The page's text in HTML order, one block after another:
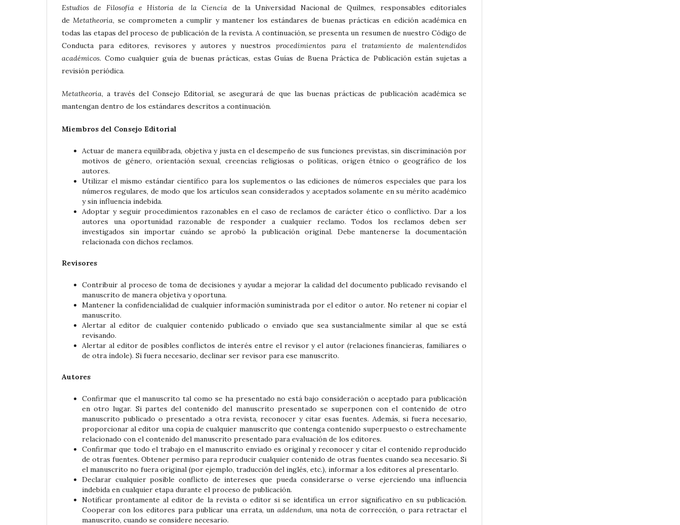
Estudios de Filosofía e Historia de la Ciencia de la Universidad Nacional de Quilmes, responsables editoriales
deMetatheoria, se comprometen a cumplir y mantener los estándares de buenas prácticas en edición académica en
todas las etapas del proceso de publicación de la revista. A continuación, se presenta un resumen de nuestro Código de
Conducta para editores, revisores y autores y nuestros procedimientos para el tratamiento de malentendidos
académicos. Como cualquier guía de buenas prácticas, estas Guías de Buena Práctica de Publicación están sujetas a
revisión periódica.
Metatheoria, a través del Consejo Editorial, se asegurará de que las buenas prácticas de publicación académica se
mantengan dentro de los estándares descritos a continuación.
Miembros del Consejo Editorial
Actuar de manera equilibrada, objetiva y justa en el desempeño de sus funciones previstas, sin discriminación por
motivos de género, orientación sexual, creencias religiosas o políticas, origen étnico o geográfico de los
autores.
Utilizar el mismo estándar científico para los suplementos o las ediciones de números especiales que para los
números regulares, de modo que los artículos sean considerados y aceptados solamente en su mérito académico
y sin influencia indebida.
Adoptar y seguir procedimientos razonables en el caso de reclamos de carácter ético o conflictivo. Dar a los
autores una oportunidad razonable de responder a cualquier reclamo. Todos los reclamos deben ser
investigados sin importar cuándo se aprobó la publicación original. Debe mantenerse la documentación
relacionada con dichos reclamos.
Revisores
Contribuir al proceso de toma de decisiones y ayudar a mejorar la calidad del documento publicado revisando el
manuscrito de manera objetiva y oportuna.
Mantener la confidencialidad de cualquier información suministrada por el editor o autor. No retener ni copiar el
manuscrito.
Alertar al editor de cualquier contenido publicado o enviado que sea sustancialmente similar al que se está
revisando.
Alertar al editor de posibles conflictos de interés entre el revisor y el autor (relaciones financieras, familiares o
de otra índole). Si fuera necesario, declinar ser revisor para ese manuscrito.
Autores
Confirmar que el manuscrito tal como se ha presentado no está bajo consideración o aceptado para publicación
en otro lugar. Si partes del contenido del manuscrito presentado se superponen con el contenido de otro
manuscrito publicado o presentado a otra revista, reconocer y citar esas fuentes. Además, si fuera necesario,
proporcionar al editor una copia de cualquier manuscrito que contenga contenido superpuesto o estrechamente
relacionado con el contenido del manuscrito presentado para evaluación de los editores.
Confirmar que todo el trabajo en el manuscrito enviado es original y reconocer y citar el contenido reproducido
de otras fuentes. Obtener permiso para reproducir cualquier contenido de otras fuentes cuando sea necesario. Si
el manuscrito no fuera original (por ejemplo, traducción del inglés, etc.), informar a los editores al presentarlo.
Declarar cualquier posible conflicto de intereses que pueda considerarse o verse ejerciendo una influencia
indebida en cualquier etapa durante el proceso de publicación.
Notificar prontamente al editor de la revista o editor si se identifica un error significativo en su publicación.
Cooperar con los editores para publicar una errata, un addendum, una nota de corrección, o para retractar el
manuscrito, cuando se considere necesario.